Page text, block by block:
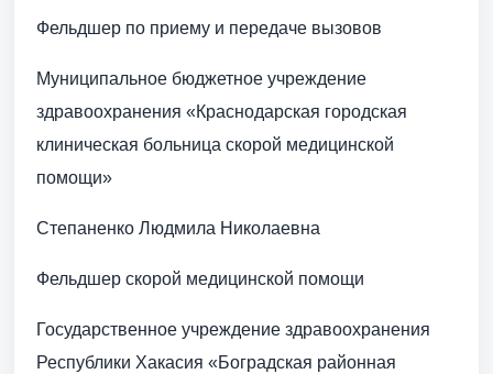
Фельдшер по приему и передаче вызовов
Муниципальное бюджетное учреждение
здравоохранения «Краснодарская городская
клиническая больница скорой медицинской
помощи»
Степаненко Людмила Николаевна
Фельдшер скорой медицинской помощи
Государственное учреждение здравоохранения
Республики Хакасия «Боградская районная